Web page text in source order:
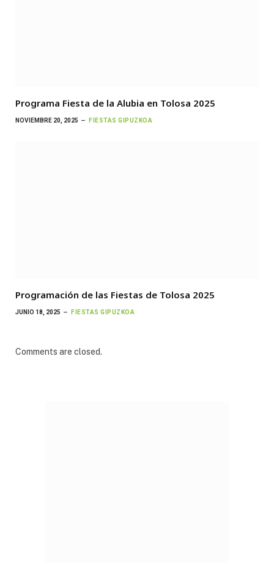
Programa Fiesta de la Alubia en Tolosa 2025
NOVIEMBRE 20, 2025 FIESTAS GIPUZKOA
Programación de las Fiestas de Tolosa 2025
JUNIO 18, 2025 FIESTAS GIPUZKOA
Comments are closed.